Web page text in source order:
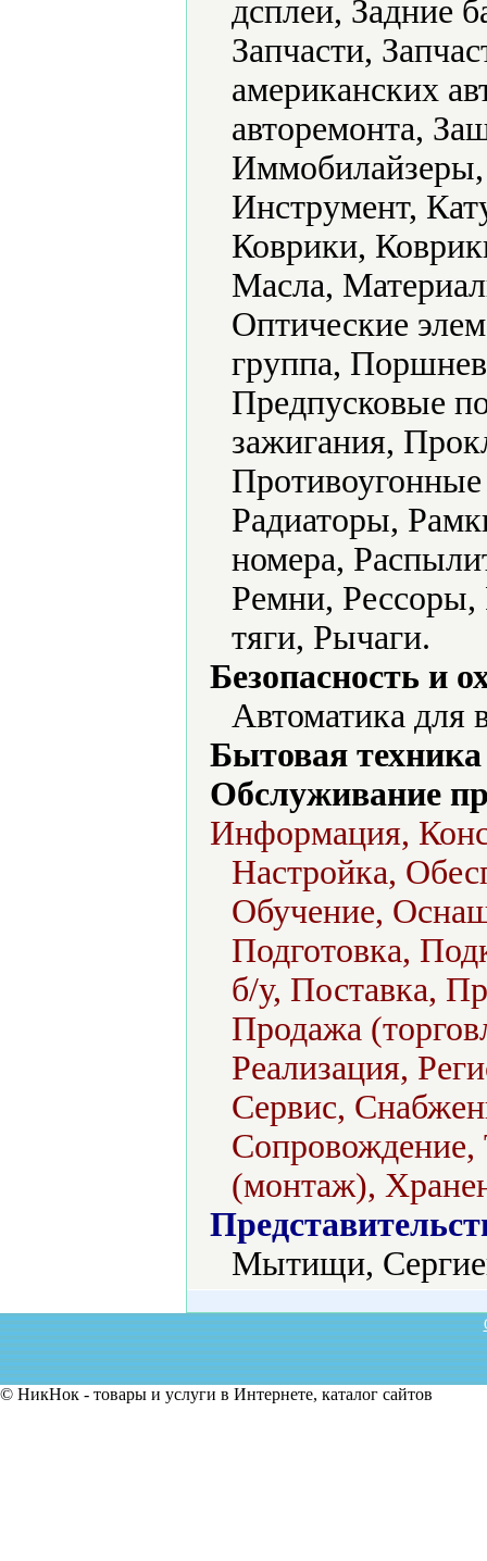
дсплеи, Задние
Запчасти,
американских
авторемонта,
Иммобилайзеры,
Инструмент,
Коврики,
Масла,
Оптические
группа,
Предпусковые
зажигания,
Радиаторы,
номера,
Ремни,
тяги, Рычаги.
Безопасность и
Автоматика для
Бытовая
Обслуживание
Информация,
Настройка,
Обучение,
Подготовка,
б/у, Поставка,
Продажа
Реализация,
Сервис,
Сопровождение,
(монтаж),
Мытищи,
© НикНок - товары и услуги в Интернете, каталог сайтов